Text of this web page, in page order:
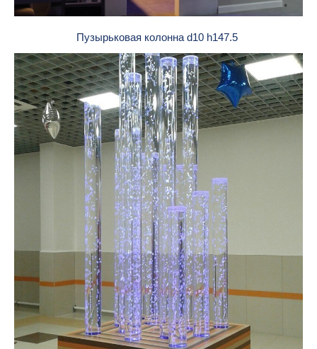
Пузырьковая колонна d10 h147.5